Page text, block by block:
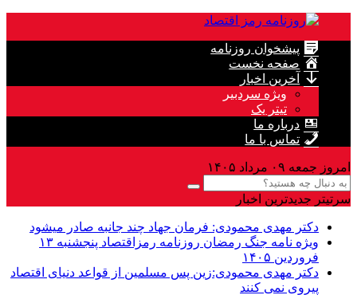
پیشخوان روزنامه
صفحه نخست
آخرین اخبار
ویژه سردبیر
تیتر یک
درباره ما
تماس با ما
امروز جمعه ۰۹ مرداد ۱۴۰۵
سرتیتر جدیدترین اخبار
دکتر مهدى محمودى: فرمان جهاد چند جانبه صادر میشود
ویژه نامه جنگ رمضان روزنامه رمزاقتصاد پنجشنبه ۱۳
فروردین ۱۴۰۵
دکتر مهدی محمودی:زین پس مسلمین از قواعد دنیاى اقتصاد
پیروى نمی کنند